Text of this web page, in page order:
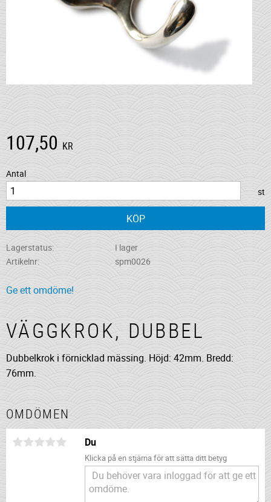
107,50 KR
Antal
st
KÖP
Lagerstatus
I lager
Artikelnr
spm0026
Ge ett omdöme!
VÄGGKROK, DUBBEL
Dubbelkrok i förnicklad mässing. Höjd: 42mm. Bredd:
76mm.
OMDÖMEN
Du
Klicka på en stjärna för att sätta ditt betyg